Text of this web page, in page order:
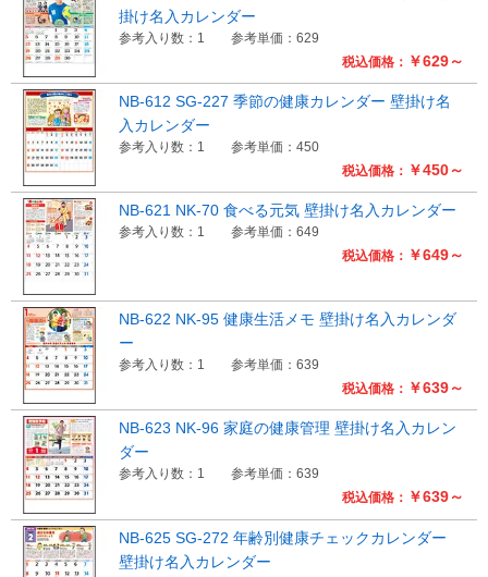
税込価格： ￥629～
掛け名入カレンダー
参考入り数：1 参考単価：629
税込価格： ￥450～
NB-612 SG-227 季節の健康カレンダー 壁掛け名
入カレンダー
参考入り数：1 参考単価：450
税込価格： ￥649～
NB-621 NK-70 食べる元気 壁掛け名入カレンダー
参考入り数：1 参考単価：649
税込価格： ￥639～
NB-622 NK-95 健康生活メモ 壁掛け名入カレンダ
ー
参考入り数：1 参考単価：639
税込価格： ￥639～
NB-623 NK-96 家庭の健康管理 壁掛け名入カレン
ダー
参考入り数：1 参考単価：639
NB-625 SG-272 年齢別健康チェックカレンダー
壁掛け名入カレンダー